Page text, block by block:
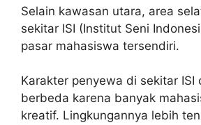
Selain kawasan utara, area
sekitar ISI (Institut Seni
pasar mahasiswa tersendiri.
Karakter penyewa di sekitar ISI
berbeda karena banyak
kreatif. Lingkungannya lebih